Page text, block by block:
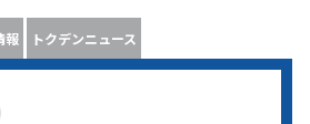
報 トクデンニュース